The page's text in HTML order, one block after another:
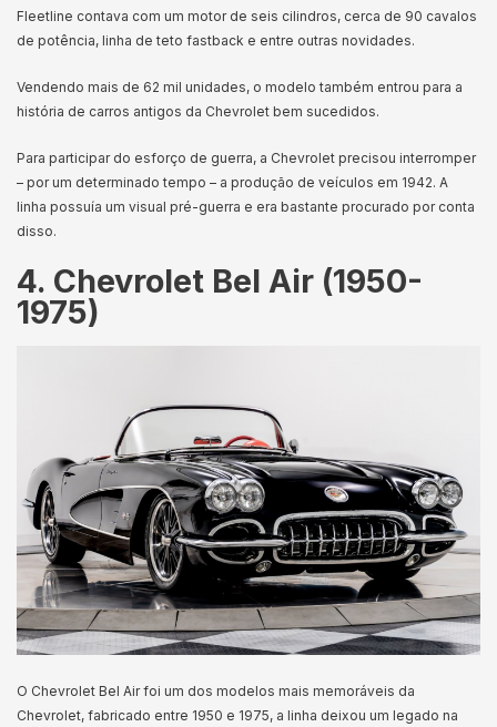
Fleetline contava com um motor de seis cilindros, cerca de 90 cavalos
de potência, linha de teto fastback e entre outras novidades.
Vendendo mais de 62 mil unidades, o modelo também entrou para a
história de carros antigos da Chevrolet bem sucedidos.
Para participar do esforço de guerra, a Chevrolet precisou interromper
– por um determinado tempo – a produção de veículos em 1942. A
linha possuía um visual pré-guerra e era bastante procurado por conta
disso.
4. Chevrolet Bel Air (1950-
1975)
O Chevrolet Bel Air foi um dos modelos mais memoráveis da
Chevrolet, fabricado entre 1950 e 1975, a linha deixou um legado na